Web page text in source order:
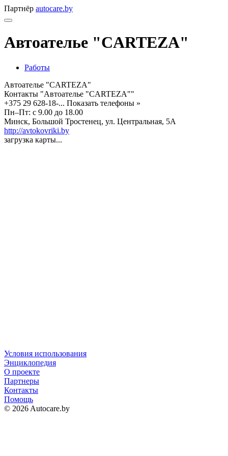
Партнёр autocare.by
Автоателье "CARTEZA"
Работы
Автоателье "CARTEZA"
Контакты "Автоателье "CARTEZA""
+375 29 628-18-... Показать телефоны »
Пн–Пт: с 9.00 до 18.00
Минск, Большой Тростенец, ул. Центральная, 5А
http://avtokovriki.by
загрузка карты...
Условия использования
Энциклопедия
О проекте
Партнеры
Контакты
Помощь
© 2026 Autocare.by